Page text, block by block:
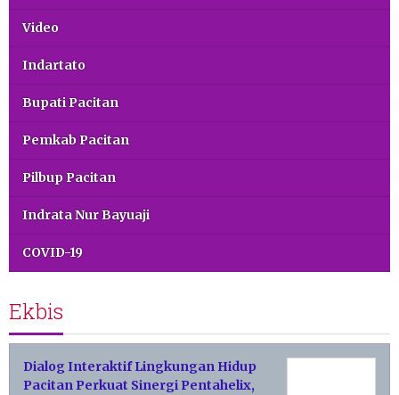
Video
Indartato
Bupati Pacitan
Pemkab Pacitan
Pilbup Pacitan
Indrata Nur Bayuaji
COVID-19
Ekbis
Dialog Interaktif Lingkungan Hidup
Pacitan Perkuat Sinergi Pentahelix,